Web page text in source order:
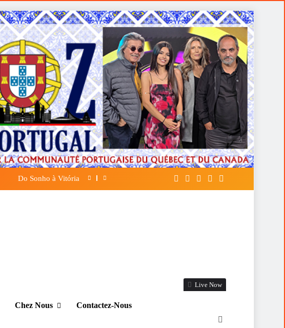
Do Sonho à Vitória A FALÁCIA DA TÁTICA DE OPOR
Chez Nous Contactez-Nous
Live Now